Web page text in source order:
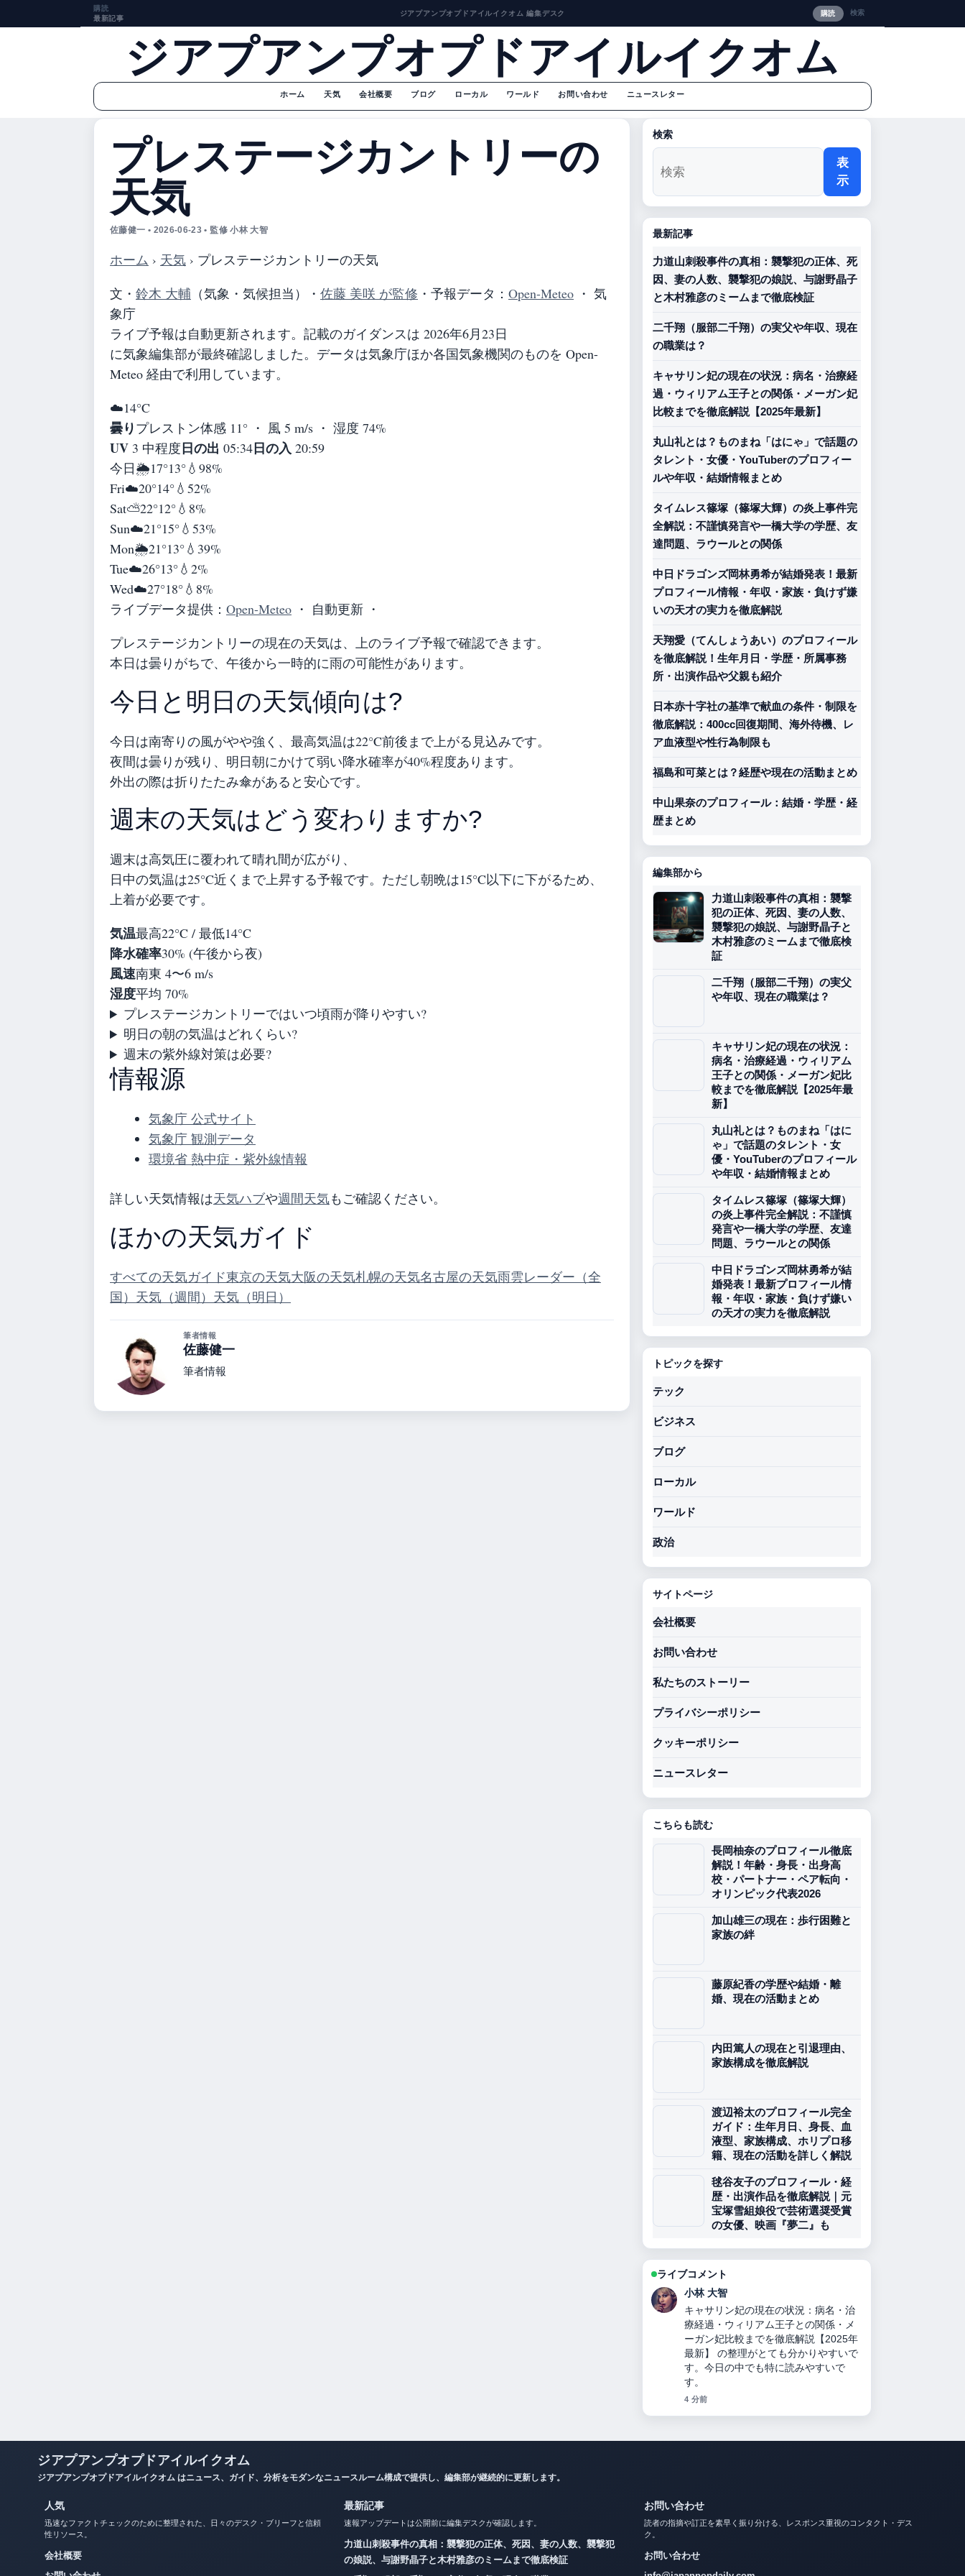
購読
最新記事
ジアプアンプオプドアイルイクオム 編集デスク 購読 検索
ジアプアンプオプドアイルイクオム
ホーム 天気 会社概要 ブログ ローカル ワールド お問い合わせ ニュースレター
プレステージカントリーの
天気
佐藤健一 • 2026-06-23 • 監修 小林 大智
ホーム › 天気 › プレステージカントリーの天気
文・ 鈴木 大輔 （気象・気候担当） ・ 佐藤 美咲 が監修 ・ 予報データ： Open-Meteo ・ 気
象庁
ライブ予報は自動更新されます。記載のガイダンスは 2026年6月23日
に気象編集部が最終確認しました。データは気象庁ほか各国気象機関のものを Open-
Meteo 経由で利用しています。
☁️14°C
曇りプレストン体感 11° ・ 風 5 m/s ・ 湿度 74%
UV 3 中程度日の出 05:34日の入 20:59
今日🌦️17°13°💧98%
Fri☁️20°14°💧52%
Sat⛅22°12°💧8%
Sun☁️21°15°💧53%
Mon🌦️21°13°💧39%
Tue☁️26°13°💧2%
Wed☁️27°18°💧8%
ライブデータ提供： Open-Meteo ・ 自動更新 ・
プレステージカントリーの現在の天気は、上のライブ予報で確認できます。
本日は曇りがちで、午後から一時的に雨の可能性があります。
今日と明日の天気傾向は?
今日は南寄りの風がやや強く、最高気温は22°C前後まで上がる見込みです。
夜間は曇りが残り、明日朝にかけて弱い降水確率が40%程度あります。
外出の際は折りたたみ傘があると安心です。
週末の天気はどう変わりますか?
週末は高気圧に覆われて晴れ間が広がり、
日中の気温は25°C近くまで上昇する予報です。ただし朝晩は15°C以下に下がるため、
上着が必要です。
気温最高22°C / 最低14°C
降水確率30% (午後から夜)
風速南東 4〜6 m/s
湿度平均 70%
プレステージカントリーではいつ頃雨が降りやすい?
明日の朝の気温はどれくらい?
週末の紫外線対策は必要?
情報源
気象庁 公式サイト
気象庁 観測データ
環境省 熱中症・紫外線情報
詳しい天気情報は天気ハブや週間天気もご確認ください。
ほかの天気ガイド
すべての天気ガイド東京の天気大阪の天気札幌の天気名古屋の天気雨雲レーダー（全
国） 天気（週間） 天気（明日）
筆者情報
佐藤健一
筆者情報
検索
表
示
最新記事
力道山刺殺事件の真相：襲撃犯の正体、死
因、妻の人数、襲撃犯の娘説、与謝野晶子
と木村雅彦のミームまで徹底検証
二千翔（服部二千翔）の実父や年収、現在
の職業は？
キャサリン妃の現在の状況：病名・治療経
過・ウィリアム王子との関係・メーガン妃
比較までを徹底解説【2025年最新】
丸山礼とは？ものまね「はにゃ」で話題の
タレント・女優・YouTuberのプロフィー
ルや年収・結婚情報まとめ
タイムレス篠塚（篠塚大輝）の炎上事件完
全解説：不謹慎発言や一橋大学の学歴、友
達問題、ラウールとの関係
中日ドラゴンズ岡林勇希が結婚発表！最新
プロフィール情報・年収・家族・負けず嫌
いの天才の実力を徹底解説
天翔愛（てんしょうあい）のプロフィール
を徹底解説！生年月日・学歴・所属事務
所・出演作品や父親も紹介
日本赤十字社の基準で献血の条件・制限を
徹底解説：400cc回復期間、海外待機、レ
ア血液型や性行為制限も
福島和可菜とは？経歴や現在の活動まとめ
中山果奈のプロフィール：結婚・学歴・経
歴まとめ
編集部から
力道山刺殺事件の真相：襲撃
犯の正体、死因、妻の人数、
襲撃犯の娘説、与謝野晶子と
木村雅彦のミームまで徹底検
証
二千翔（服部二千翔）の実父
や年収、現在の職業は？
キャサリン妃の現在の状況：
病名・治療経過・ウィリアム
王子との関係・メーガン妃比
較までを徹底解説【2025年最
新】
丸山礼とは？ものまね「はに
ゃ」で話題のタレント・女
優・YouTuberのプロフィール
や年収・結婚情報まとめ
タイムレス篠塚（篠塚大輝）
の炎上事件完全解説：不謹慎
発言や一橋大学の学歴、友達
問題、ラウールとの関係
中日ドラゴンズ岡林勇希が結
婚発表！最新プロフィール情
報・年収・家族・負けず嫌い
の天才の実力を徹底解説
トピックを探す
テック
ビジネス
ブログ
ローカル
ワールド
政治
サイトページ
会社概要
お問い合わせ
私たちのストーリー
プライバシーポリシー
クッキーポリシー
ニュースレター
こちらも読む
長岡柚奈のプロフィール徹底
解説！年齢・身長・出身高
校・パートナー・ペア転向・
オリンピック代表2026
加山雄三の現在：歩行困難と
家族の絆
藤原紀香の学歴や結婚・離
婚、現在の活動まとめ
内田篤人の現在と引退理由、
家族構成を徹底解説
渡辺裕太のプロフィール完全
ガイド：生年月日、身長、血
液型、家族構成、ホリプロ移
籍、現在の活動を詳しく解説
毬谷友子のプロフィール・経
歴・出演作品を徹底解説｜元
宝塚雪組娘役で芸術選奨受賞
の女優、映画『夢二』も
ライブコメント
田中 美咲
力道山刺殺事件の真相：襲撃犯の正
体、死因、妻の人数、襲撃犯の娘説、
与謝野晶子と木村雅彦のミームまで徹
底検証 を追っていますが、この解説は
落ち着いていて信頼できます。
6 分前
ジアプアンプオプドアイルイクオム はニュース、ガイド、分析をモダンなニュースルーム構成で提供し、編集部が継続的に更新します。
迅速なファクトチェックのために整理された、日々のデスク・ブリーフと信頼
性リソース。
会社概要
お問い合わせ
速報アップデートは公開前に編集デスクが確認します。
力道山刺殺事件の真相：襲撃犯の正体、死因、妻の人数、襲撃犯
の娘説、与謝野晶子と木村雅彦のミームまで徹底検証
二千翔（服部二千翔）の実父や年収、現在の職業は？
読者の指摘や訂正を素早く振り分ける、レスポンス重視のコンタクト・デス
ク。
お問い合わせ
info@japanpopdaily.com